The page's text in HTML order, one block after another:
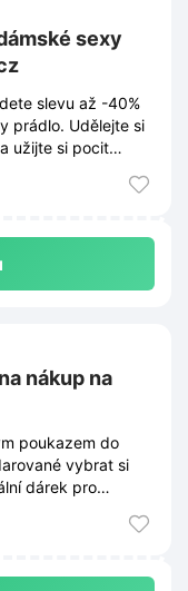
sexy
slevu až -40%
prádlo. Udělejte si
užijte si pocit
nákup na
poukazem do
vybrat si
dárek pro